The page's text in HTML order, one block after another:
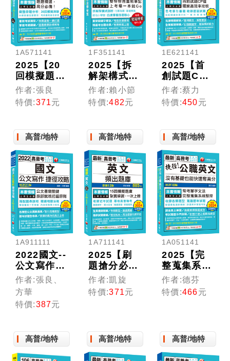
1A571141
2025【20
回模擬題庫
+近年試
題】國文
(作文與測
版〕（高普
考／地方特
考／各類特
考）
作者:張良
特價:371元
1F351141
2025【拆
解架構式剖
析，化繁為
簡】榜首不
傳的政治學
考／各類特
考）
作者:賴小節
特價:482元
1E621141
2025【首
創試題CP
值】政治學
(含概要)混
合式歷屆試
〔高普考／
地方特考／
各類特考〕
作者:蔡力
特價:450元
高普/地特
1A911111
2022國文--
公文寫作捷
徑攻略：各
類型公文實
際演練［二
十一版］
各類特考）
作者:張良、
方華
特價:387元
高普/地特
1A711141
2025【刷
題搶分必
備】英文頻
出題庫［十
三版］（高
作者:凱旋
特價:371元
高普/地特
1A051141
2025【完
整蒐集系統
整理】捷徑
公職英文
〔九版〕
作者:德芬
特價:466元
高普/地特 高普/地特 高普/地特